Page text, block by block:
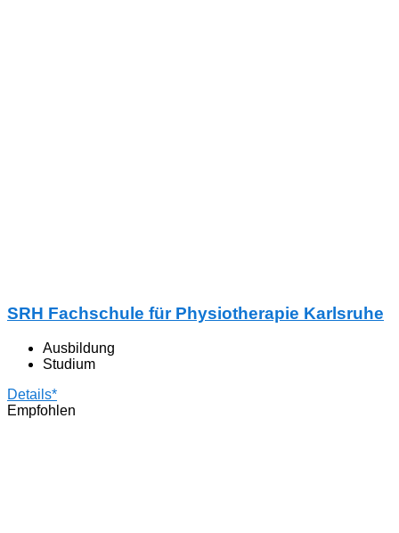
SRH Fachschule für Physiotherapie Karlsruhe
Ausbildung
Studium
Details*
Empfohlen